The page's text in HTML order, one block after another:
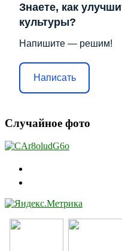
Знаете, как
культуры?
Напишите — решим!
Написать
Случайное фото